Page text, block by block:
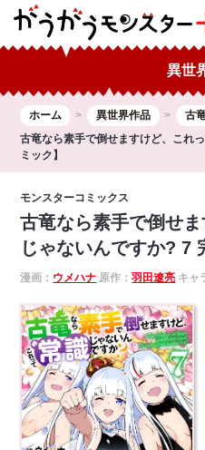
異世
ホーム 異世界作品
古
古竜なら素手で倒せますけど、これ
ミック】
モンスターコミックス
古竜なら素手で倒せ
じゃないんですか? 7
漫画： ウメハナ 原作：羽田遼亮 キャ